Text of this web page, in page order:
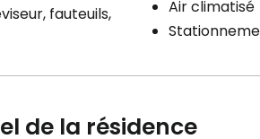
fauteuils,
Air climatisé
de la résidence